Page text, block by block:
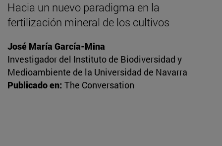
Hacia un nuevo paradigma en la
fertilización mineral de los cultivos
José María García-Mina
Investigador del Instituto de Biodiversidad y
Medioambiente de la Universidad de Navarra
Publicado en: The Conversation